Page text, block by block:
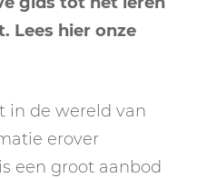
Lees hier onze
in de wereld van
erover
een groot aanbod